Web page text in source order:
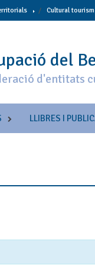
Cultural
del
d'entitats
LLIBRES I